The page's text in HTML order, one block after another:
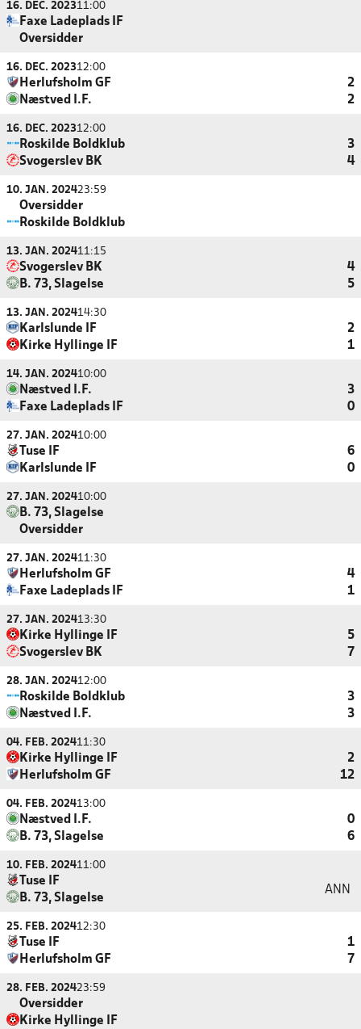
16. DEC. 202311:00
Faxe Ladeplads IF
Oversidder
16. DEC. 202312:00
Herlufsholm GF
2
Næstved I.F.
2
16. DEC. 202312:00
Roskilde Boldklub
3
Svogerslev BK
4
10. JAN. 202423:59
Oversidder
Roskilde Boldklub
13. JAN. 202411:15
Svogerslev BK
4
B. 73, Slagelse
5
13. JAN. 202414:30
Karlslunde IF
2
Kirke Hyllinge IF
1
14. JAN. 202410:00
Næstved I.F.
3
Faxe Ladeplads IF
0
27. JAN. 202410:00
Tuse IF
6
Karlslunde IF
0
27. JAN. 202410:00
B. 73, Slagelse
Oversidder
27. JAN. 202411:30
Herlufsholm GF
4
Faxe Ladeplads IF
1
27. JAN. 202413:30
Kirke Hyllinge IF
5
Svogerslev BK
7
28. JAN. 202412:00
Roskilde Boldklub
3
Næstved I.F.
3
04. FEB. 202411:30
Kirke Hyllinge IF
2
Herlufsholm GF
12
04. FEB. 202413:00
Næstved I.F.
0
B. 73, Slagelse
6
10. FEB. 202411:00
Tuse IF
B. 73, Slagelse
ANN
25. FEB. 202412:30
Tuse IF
1
Herlufsholm GF
7
28. FEB. 202423:59
Oversidder
Kirke Hyllinge IF